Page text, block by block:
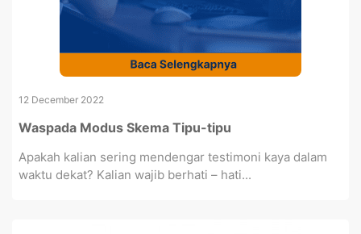
12 December 2022
Waspada Modus Skema Tipu-tipu
Apakah kalian sering mendengar testimoni kaya dalam
waktu dekat? Kalian wajib berhati – hati...